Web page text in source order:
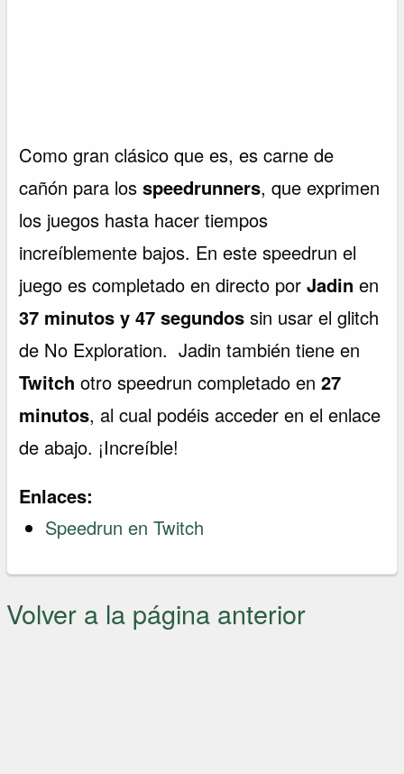
Como gran clásico que es, es carne de
cañón para losspeedrunners, que exprimen
los juegos hasta hacer tiempos
increíblemente bajos. En este speedrun el
juego es completado en directo porJadin en
37 minutos y 47 segundos sin usar el glitch
de No Exploration. Jadin también tiene en
Twitch otro speedrun completado en27
minutos, al cual podéis acceder en el enlace
de abajo. ¡Increíble!
Enlaces:
Speedrun en Twitch
Volver a la página anterior